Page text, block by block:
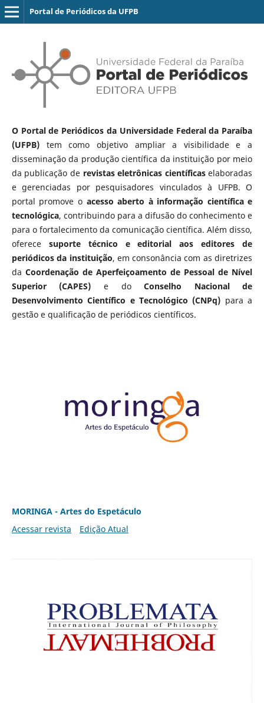
Portal de Periódicos da UFPB
O Portal de Periódicos da Universidade Federal da Paraíba
(UFPB)tem como objetivo ampliar a visibilidade e a
disseminação da produção científica da instituição por meio
da publicação de revistas eletrônicas científicaselaboradas
e gerenciadas por pesquisadores vinculados à UFPB. O
portal promove o acesso aberto à informação científica e
tecnológica, contribuindo para a difusão do conhecimento e
para o fortalecimento da comunicação científica. Além disso,
oferece suporte técnico e editorial aos editores de
periódicos da instituição, em consonância com as diretrizes
da Coordenação de Aperfeiçoamento de Pessoal de Nível
Superior (CAPES) e doConselho Nacional de
Desenvolvimento Científico e Tecnológico (CNPq) para a
gestão e qualificação de periódicos científicos.
MORINGA - Artes do Espetáculo
Acessar revista
Edição Atual